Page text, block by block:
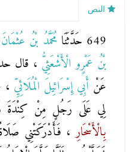
النص
649 حَدَّثَنَا مُحَمَّدُ بْنُ
بْنُ عَمْرٍو الْأَشْعَثِيُّ ، قال
عَنْ أَبِي إِسْرَائِيلَ الْمُلَائِيِّ
لِي عَلَى رَجُلٍ مِنْ كِنْدَةَ
بِالْأَسْحَارِ ، فَأَدْرَكَتْنِي